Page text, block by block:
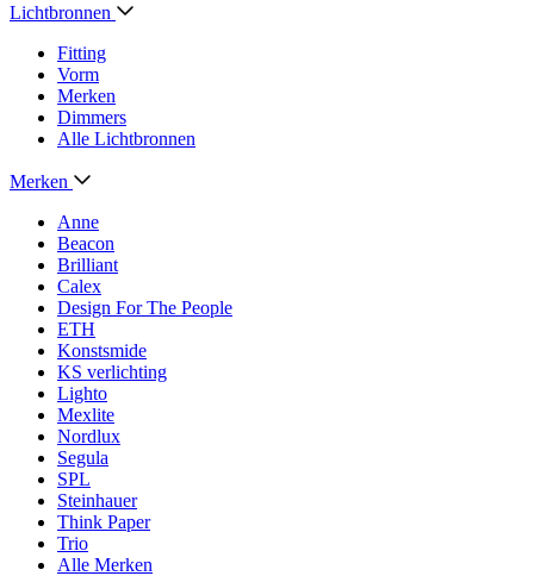
Lichtbronnen
Fitting
Vorm
Merken
Dimmers
Alle Lichtbronnen
Merken
Anne
Beacon
Brilliant
Calex
Design For The People
ETH
Konstsmide
KS verlichting
Lighto
Mexlite
Nordlux
Segula
SPL
Steinhauer
Think Paper
Trio
Alle Merken